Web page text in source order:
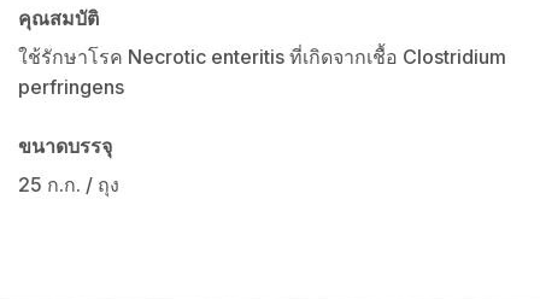
คุณสมบัติ
ใช้รักษาโรค Necrotic enteritis ที่เกิดจากเชื้อ Clostridium
perfringens
ขนาดบรรจุ
25 ก.ก. / ถุง